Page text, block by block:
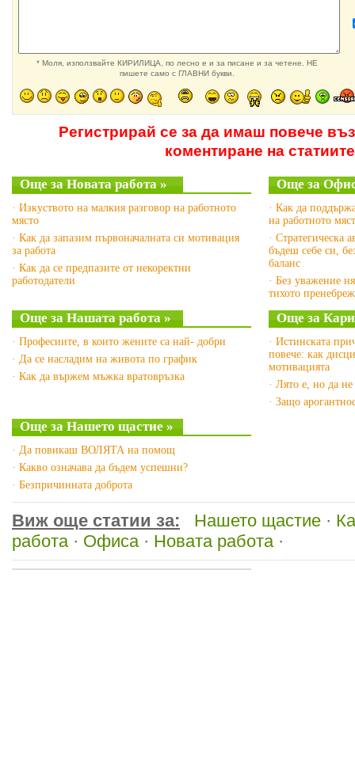
* Моля, използвайте КИРИЛИЦА, по лесно е и за писане и за четене. НЕ
пишете само с ГЛАВНИ букви.
Регистрирай се за да имаш повече
коментиране на статиите
Още за Новата работа »
· Изкуството на малкия разговор на работното
място
· Как да запазим първоначалната си мотивация
за работа
· Как да се предпазите от некоректни
работодатели
Още за
· Как да
на работното
· Стратегическа
бъдеш себе си,
баланс
· Без уважение
тихото
Още за Нашата работа »
· Професиите, в които жените са най- добри
· Да се насладим на живота по график
· Как да вържем мъжка вратовръзка
Още за
· Истинската
повече: как
мотивацията
· Лято е, но да не
· Защо
Още за Нашето щастие »
· Да повикаш ВОЛЯТА на помощ
· Какво означава да бъдем успешни?
· Безпричинната доброта
Виж още статии за: Нашето щастие ·
работа· Офиса· Новата работа·